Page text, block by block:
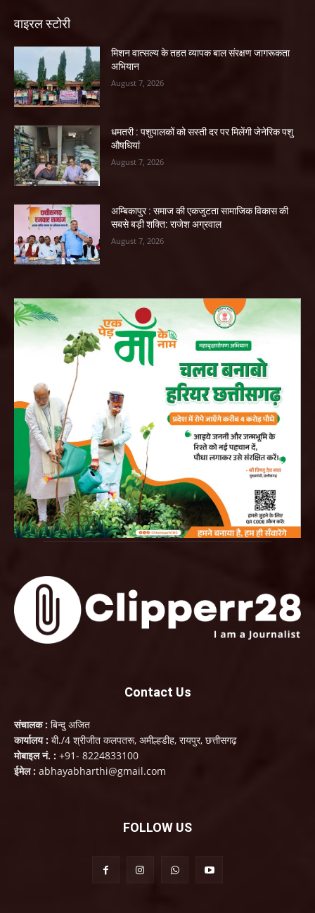
वाइरल स्टोरी
मिशन वात्सल्य के तहत व्यापक बाल संरक्षण जागरूकता
अभियान
August 7, 2026
धमतरी : पशुपालकों को सस्ती दर पर मिलेंगी जेनेरिक पशु
औषधियां
August 7, 2026
अम्बिकापुर : समाज की एकजुटता सामाजिक विकास की
सबसे बड़ी शक्ति: राजेश अग्रवाल
August 7, 2026
Contact Us
संचालक : बिन्दु अजित
कार्यालय : बी./4 श्रीजीत कलपतरू, अमील्हडीह, रायपुर, छत्तीसगढ़
मोबाइल नं. : +91- 8224833100
ईमेल : abhayabharthi@gmail.com
FOLLOW US